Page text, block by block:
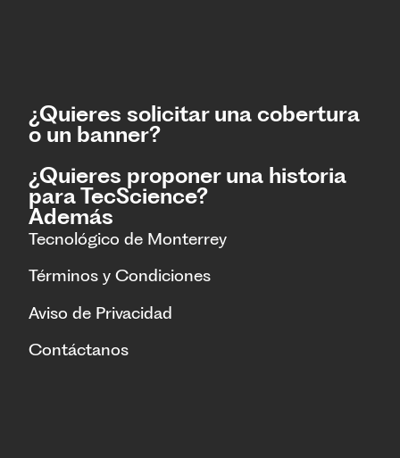
¿Quieres solicitar una cobertura
o un banner?
¿Quieres proponer una historia
para TecScience?
Además
Tecnológico de Monterrey
Términos y Condiciones
Aviso de Privacidad
Contáctanos